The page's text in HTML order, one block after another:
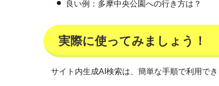
良い例：多摩中央公園への行き方は？
実際に使ってみましょう！
サイト内生成AI検索は、簡単な手順で利用でき